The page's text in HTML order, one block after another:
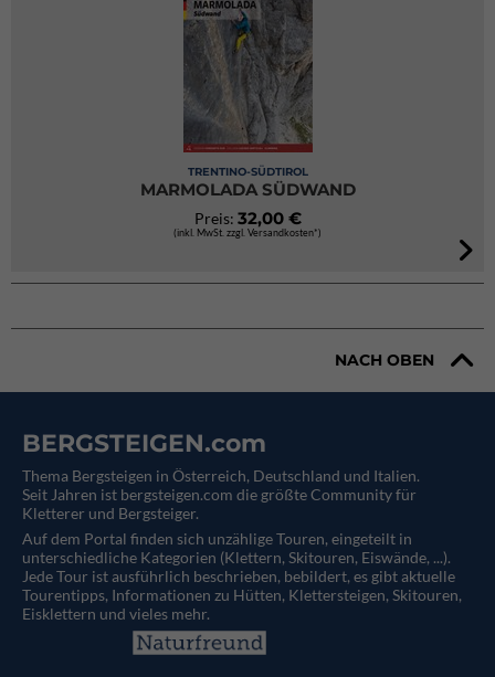
TRENTINO-SÜDTIROL
MARMOLADA SÜDWAND
Preis: 32,00 €
(inkl. MwSt. zzgl. Versandkosten*)
NACH OBEN
BERGSTEIGEN.com
Thema Bergsteigen in Österreich, Deutschland und Italien.
Seit Jahren ist bergsteigen.com die größte Community für
Kletterer und Bergsteiger.
Auf dem Portal finden sich unzählige Touren, eingeteilt in
unterschiedliche Kategorien (Klettern, Skitouren, Eiswände, ...).
Jede Tour ist ausführlich beschrieben, bebildert, es gibt aktuelle
Tourentipps, Informationen zu Hütten, Klettersteigen, Skitouren,
Eisklettern und vieles mehr.